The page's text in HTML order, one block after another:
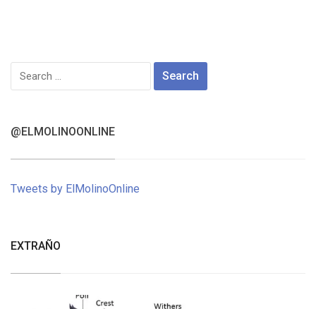
Search
for:
@ELMOLINOONLINE
Tweets by ElMolinoOnline
EXTRAÑO